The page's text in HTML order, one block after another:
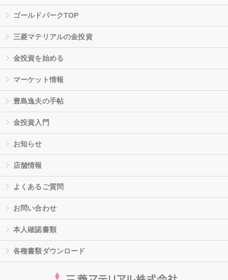
ゴールドパークTOP
三菱マテリアルの金投資
金投資を始める
マーケット情報
豊島逸夫の手帖
金投資入門
お知らせ
店舗情報
よくあるご質問
お問い合わせ
本人確認書類
各種書類ダウンロード